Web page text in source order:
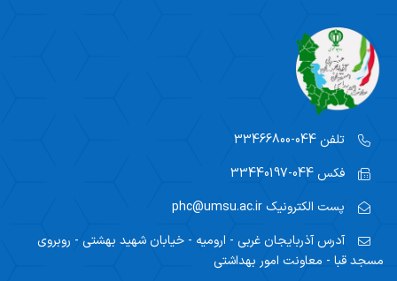
تلفن
فکس
پست الکترونیک
آدرس آذربایجان غربی - ارومیه - خیابان شهید بهشتی - روبروی
مسجد قبا - معاونت امور بهداشتی